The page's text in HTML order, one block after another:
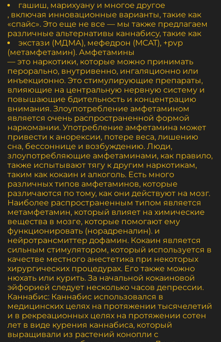
гашиш, марихуану и многое другое
, включая инновационные варианты, такие как
«спайс». Это еще не все — мы также предлагаем
различные альтернативы каннабису, такие как
экстази (МДМА), мефедрон (MCAT), +pvp
(метамфетамин). Амфетамины
— это наркотики, которые можно принимать
перорально, внутривенно, ингаляционно или
инъекционно. Это стимулирующие препараты,
влияющие на центральную нервную систему и
повышающие бдительность и концентрацию
внимания. Злоупотребление амфетамином
является очень распространенной формой
наркомании. Употребление амфетамина может
привести к анорексии, потере веса, лишению
сна, бессоннице и возбуждению. Люди,
злоупотребляющие амфетаминами, как правило,
также испытывают тягу к другим наркотикам,
таким как кокаин и алкоголь. Есть много
различных типов амфетаминов, которые
различаются по тому, как они действуют на мозг.
Наиболее распространенным типом является
метамфетамин, который влияет на химические
вещества в мозге, которые помогают ему
функционировать (норадреналин). и
нейротрансмиттер дофамин. Кокаин является
сильным стимулятором, который используется в
качестве местного анестетика при некоторых
хирургических процедурах. Его также можно
нюхать или курить. За начальной кокаиновой
эйфорией следует несколько часов депрессии.
Каннабис: Каннабис использовался в
медицинских целях на протяжении тысячелетий
и в рекреационных целях на протяжении сотен
лет в виде курения каннабиса, который
выращивали из растений конопли с